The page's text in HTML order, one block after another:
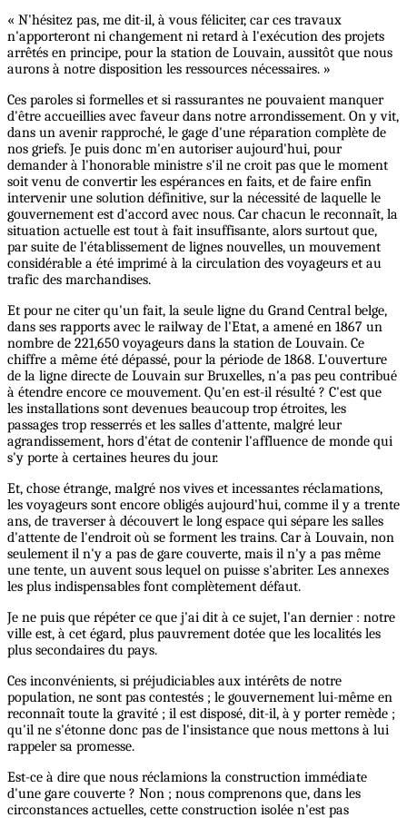
« N'hésitez pas, me dit-il, à vous féliciter, car ces travaux
n'apporteront ni changement ni retard à l'exécution des projets
arrêtés en principe, pour la station de Louvain, aussitôt que nous
aurons à notre disposition les ressources nécessaires. »
Ces paroles si formelles et si rassurantes ne pouvaient manquer
d'être accueillies avec faveur dans notre arrondissement. On y vit,
dans un avenir rapproché, le gage d'une réparation complète de
nos griefs. Je puis donc m'en autoriser aujourd'hui, pour
demander à l'honorable ministre s'il ne croit pas que le moment
soit venu de convertir les espérances en faits, et de faire enfin
intervenir une solution définitive, sur la nécessité de laquelle le
gouvernement est d'accord avec nous. Car chacun le reconnaît, la
situation actuelle est tout à fait insuffisante, alors surtout que,
par suite de l'établissement de lignes nouvelles, un mouvement
considérable a été imprimé à la circulation des voyageurs et au
trafic des marchandises.
Et pour ne citer qu'un fait, la seule ligne du Grand Central belge,
dans ses rapports avec le railway de l'Etat, a amené en 1867 un
nombre de 221,650 voyageurs dans la station de Louvain. Ce
chiffre a même été dépassé, pour la période de 1868. L'ouverture
de la ligne directe de Louvain sur Bruxelles, n'a pas peu contribué
à étendre encore ce mouvement. Qu'en est-il résulté ? C'est que
les installations sont devenues beaucoup trop étroites, les
passages trop resserrés et les salles d'attente, malgré leur
agrandissement, hors d'état de contenir l'affluence de monde qui
s'y porte à certaines heures du jour.
Et, chose étrange, malgré nos vives et incessantes réclamations,
les voyageurs sont encore obligés aujourd'hui, comme il y a trente
ans, de traverser à découvert le long espace qui sépare les salles
d'attente de l'endroit où se forment les trains. Car à Louvain, non
seulement il n'y a pas de gare couverte, mais il n'y a pas même
une tente, un auvent sous lequel on puisse s'abriter. Les annexes
les plus indispensables font complètement défaut.
Je ne puis que répéter ce que j'ai dit à ce sujet, l'an dernier : notre
ville est, à cet égard, plus pauvrement dotée que les localités les
plus secondaires du pays.
Ces inconvénients, si préjudiciables aux intérêts de notre
population, ne sont pas contestés ; le gouvernement lui-même en
reconnaît toute la gravité ; il est disposé, dit-il, à y porter remède ;
qu'il ne s'étonne donc pas de l'insistance que nous mettons à lui
rappeler sa promesse.
Est-ce à dire que nous réclamions la construction immédiate
d'une gare couverte ? Non ; nous comprenons que, dans les
circonstances actuelles, cette construction isolée n'est pas